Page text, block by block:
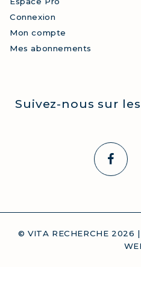
Connexion
Mon compte
Mes abonnements
Suivez-nous sur
© VITA RECHERCHE 2026